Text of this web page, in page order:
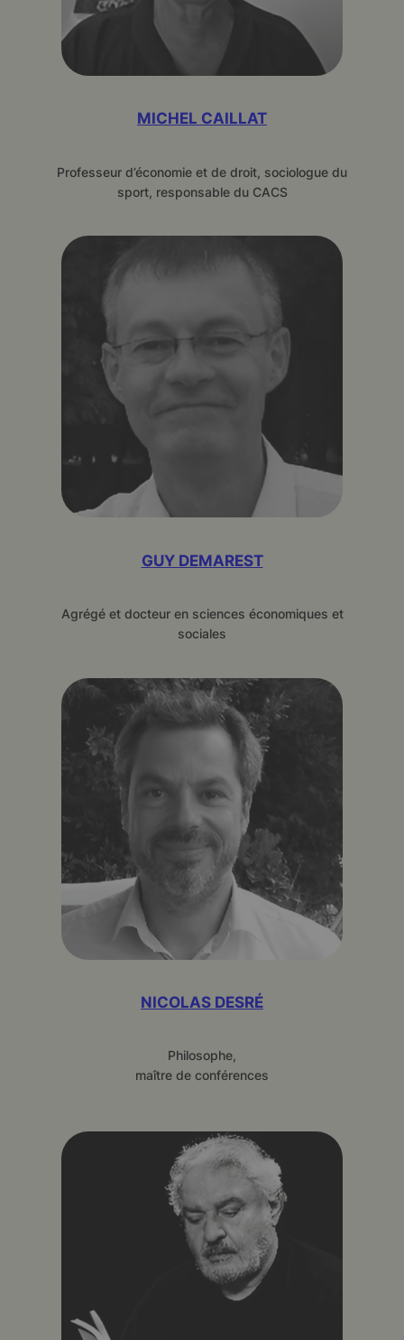
MICHEL CAILLAT
Professeur d’économie et de droit, sociologue du
sport, responsable du CACS
GUY DEMAREST
Agrégé et docteur en sciences économiques et
sociales
NICOLAS DESRÉ
Philosophe,
maître de conférences